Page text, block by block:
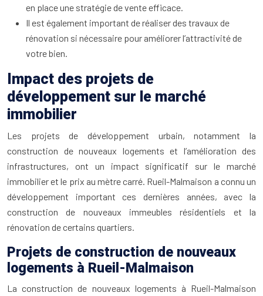
en place une stratégie de vente efficace.
Il est également important de réaliser des travaux de
rénovation si nécessaire pour améliorer l’attractivité de
votre bien.
Impact des projets de
développement sur le marché
immobilier
Les projets de développement urbain, notamment la
construction de nouveaux logements et l’amélioration des
infrastructures, ont un impact significatif sur le marché
immobilier et le prix au mètre carré. Rueil-Malmaison a connu un
développement important ces dernières années, avec la
construction de nouveaux immeubles résidentiels et la
rénovation de certains quartiers.
Projets de construction de nouveaux
logements à Rueil-Malmaison
La construction de nouveaux logements à Rueil-Malmaison